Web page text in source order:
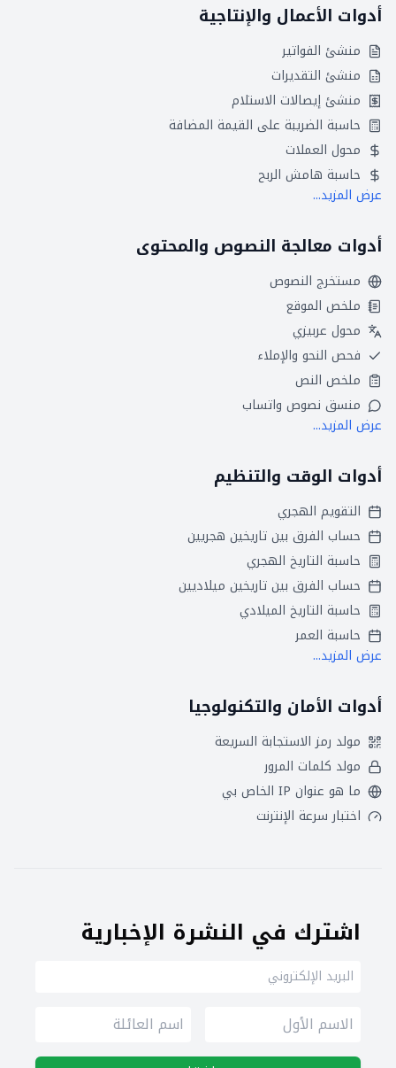
أدوات الأعمال والإنتاجية
منشئ الفواتير
منشئ التقديرات
منشئ إيصالات الاستلام
حاسبة الضريبة على القيمة المضافة
محول العملات
حاسبة هامش الربح
عرض المزيد...
أدوات معالجة النصوص والمحتوى
مستخرج النصوص
ملخص الموقع
محول عربيزي
فحص النحو والإملاء
ملخص النص
منسق نصوص واتساب
عرض المزيد...
أدوات الوقت والتنظيم
التقويم الهجري
حساب الفرق بين تاريخين هجريين
حاسبة التاريخ الهجري
حساب الفرق بين تاريخين ميلاديين
حاسبة التاريخ الميلادي
حاسبة العمر
عرض المزيد...
أدوات الأمان والتكنولوجيا
مولد رمز الاستجابة السريعة
مولد كلمات المرور
ما هو عنوان IP الخاص بي
اختبار سرعة الإنترنت
اشترك في النشرة الإخبارية